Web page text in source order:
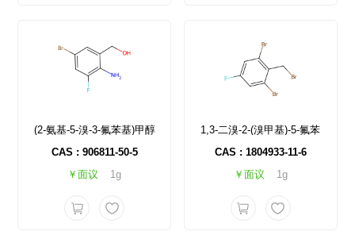
(2-氨基-5-溴-3-氟苯基)甲醇
CAS : 906811-50-5
￥面议
1g
1,3-二溴-2-(溴甲基)-5-氟苯
CAS : 1804933-11-6
￥面议
1g